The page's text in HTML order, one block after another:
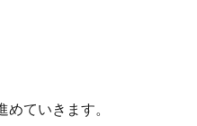
ていきます。